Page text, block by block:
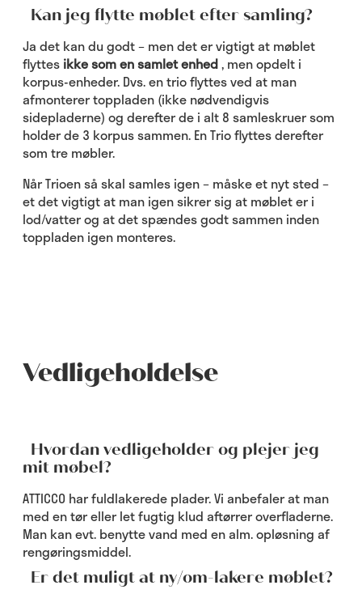
Kan jeg flytte møblet efter samling?
Ja det kan du godt – men det er vigtigt at møblet
flyttes ikke som en samlet enhed, men opdelt i
korpus-enheder. Dvs. en trio flyttes ved at man
afmonterer toppladen (ikke nødvendigvis
sidepladerne) og derefter de i alt 8 samleskruer som
holder de 3 korpus sammen. En Trio flyttes derefter
som tre møbler.
Når Trioen så skal samles igen – måske et nyt sted –
et det vigtigt at man igen sikrer sig at møblet er i
lod/vatter og at det spændes godt sammen inden
toppladen igen monteres.
Vedligeholdelse
Hvordan vedligeholder og plejer jeg
mit møbel?
ATTICCO har fuldlakerede plader. Vi anbefaler at man
med en tør eller let fugtig klud aftørrer overfladerne.
Man kan evt. benytte vand med en alm. opløsning af
rengøringsmiddel.
Er det muligt at ny/om-lakere møblet?